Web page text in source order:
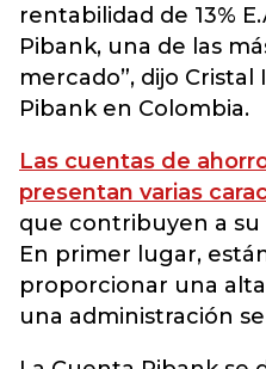
rentabilidad de 13%
Pibank, una de las
mercado”, dijo
Pibank en Colombia.
Las cuentas de
presentan varias
que contribuyen a
En primer lugar,
proporcionar una
una administración